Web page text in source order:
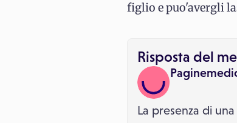
figlio e puo'avergli
Risposta del
La presenza di